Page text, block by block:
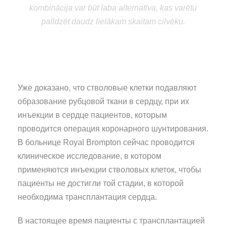
kombinācija var būt laba alternatīva, kas varētu
palīdzēt daudz lielākam skaitam cilvēku.
Уже доказано, что стволовые клетки подавляют
образование рубцовой ткани в сердцу, при их
инъекции в сердце пациентов, которым
проводится операция коронарного шунтирования.
В больнице Royal Brompton сейчас проводится
клиническое исследование, в котором
применяются инъекции стволовых клеток, чтобы
пациенты не достигли той стадии, в которой
необходима трансплантация сердца.
В настоящее время пациенты с трансплантацией